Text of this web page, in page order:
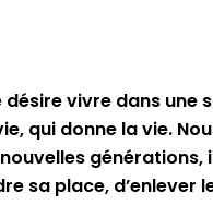
vivre dans une
qui donne la vie.
sa place,